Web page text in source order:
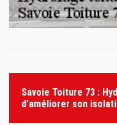
Savoie Toiture 73 :
d’améliorer son